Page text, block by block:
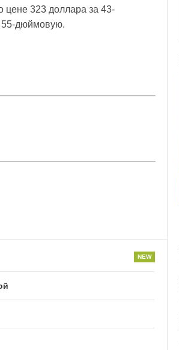
цене 323 доллара за 43-
55-дюймовую.